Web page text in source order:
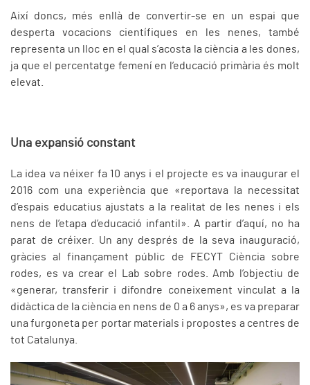
Així doncs, més enllà de convertir-se en un espai que
desperta vocacions científiques en les nenes, també
representa un lloc en el qual s’acosta la ciència a les dones,
ja que el percentatge femení en l’educació primària és molt
elevat.
Una expansió constant
La idea va néixer fa 10 anys i el projecte es va inaugurar el
2016 com una experiència que «reportava la necessitat
d’espais educatius ajustats a la realitat de les nenes i els
nens de l’etapa d’educació infantil». A partir d’aquí, no ha
parat de créixer. Un any després de la seva inauguració,
gràcies al finançament públic de FECYT Ciència sobre
rodes, es va crear el Lab sobre rodes. Amb l’objectiu de
«generar, transferir i difondre coneixement vinculat a la
didàctica de la ciència en nens de 0 a 6 anys», es va preparar
una furgoneta per portar materials i propostes a centres de
tot Catalunya.